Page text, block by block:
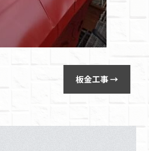
板金工事→